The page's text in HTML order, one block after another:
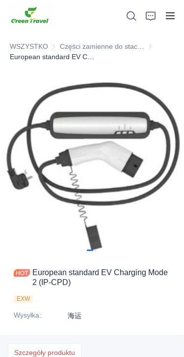
WSZYSTKO
Części
European standard EV Charging Mode
2 (IP-CPD)
EXW
Wysyłka: 海运
Szczegóły produktu
Produkty
O nas
Wiadomości i przypadki współpracy
Bazy produkcyjne i procesy